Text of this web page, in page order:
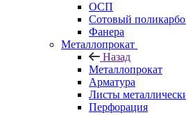
ОСП
Сотовый
Фанера
Металлопрокат
Назад
Металлопрокат
Арматура
Листы
Перфорация